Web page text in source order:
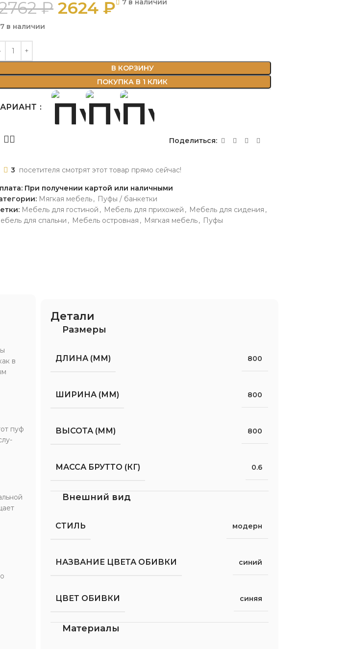
₽ 2624 ₽
7 в наличии
В КОРЗИНУ
ПОКУПКА В 1 КЛИК
Поделиться:
3 посетителя смотрят этот товар прямо сейчас!
При получении картой или наличными
Мягкая мебель, Пуфы / банкетки
Мебель для гостиной , Мебель для прихожей , Мебель для сидения ,
для спальни , Мебель островная , Мягкая мебель, Пуфы
в
пуф
Детали
Размеры
ДЛИНА (ММ) 800
ШИРИНА (ММ) 800
ВЫСОТА (ММ) 800
МАССА БРУТТО (КГ) 0.6
Внешний вид
СТИЛЬ модерн
НАЗВАНИЕ ЦВЕТА ОБИВКИ синий
ЦВЕТ ОБИВКИ синяя
Материалы